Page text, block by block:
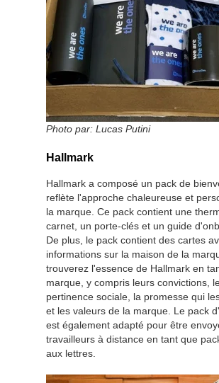
Photo par: Lucas Putini
Hallmark
Hallmark a composé un pack de
reflète l'approche chaleureuse et
la marque. Ce pack contient une
carnet, un porte-clés et un guide
De plus, le pack contient des cartes
informations sur la maison de la
trouverez l'essence de Hallmark en
marque, y compris leurs convictions,
pertinence sociale, la promesse qui
et les valeurs de la marque. Le pack
est également adapté pour être
travailleurs à distance en tant que
aux lettres.